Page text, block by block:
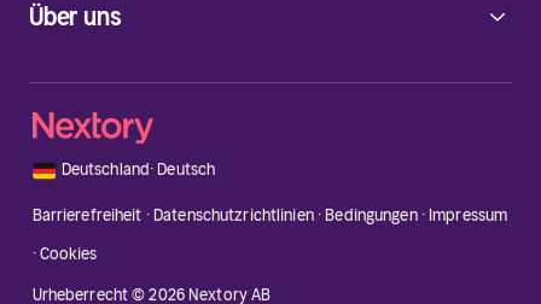
Über uns
🇩🇪 Deutschland·Deutsch
Barrierefreiheit ·Datenschutzrichtlinien·Bedingungen· Impressum
·Cookies
Urheberrecht © 2026 Nextory AB